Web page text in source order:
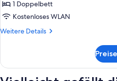
Oceanfront
Suite,
1
Schlafzimmer,
anzeigen
1 Doppelbett
Kostenloses WLAN
Weitere Details
Weitere
1